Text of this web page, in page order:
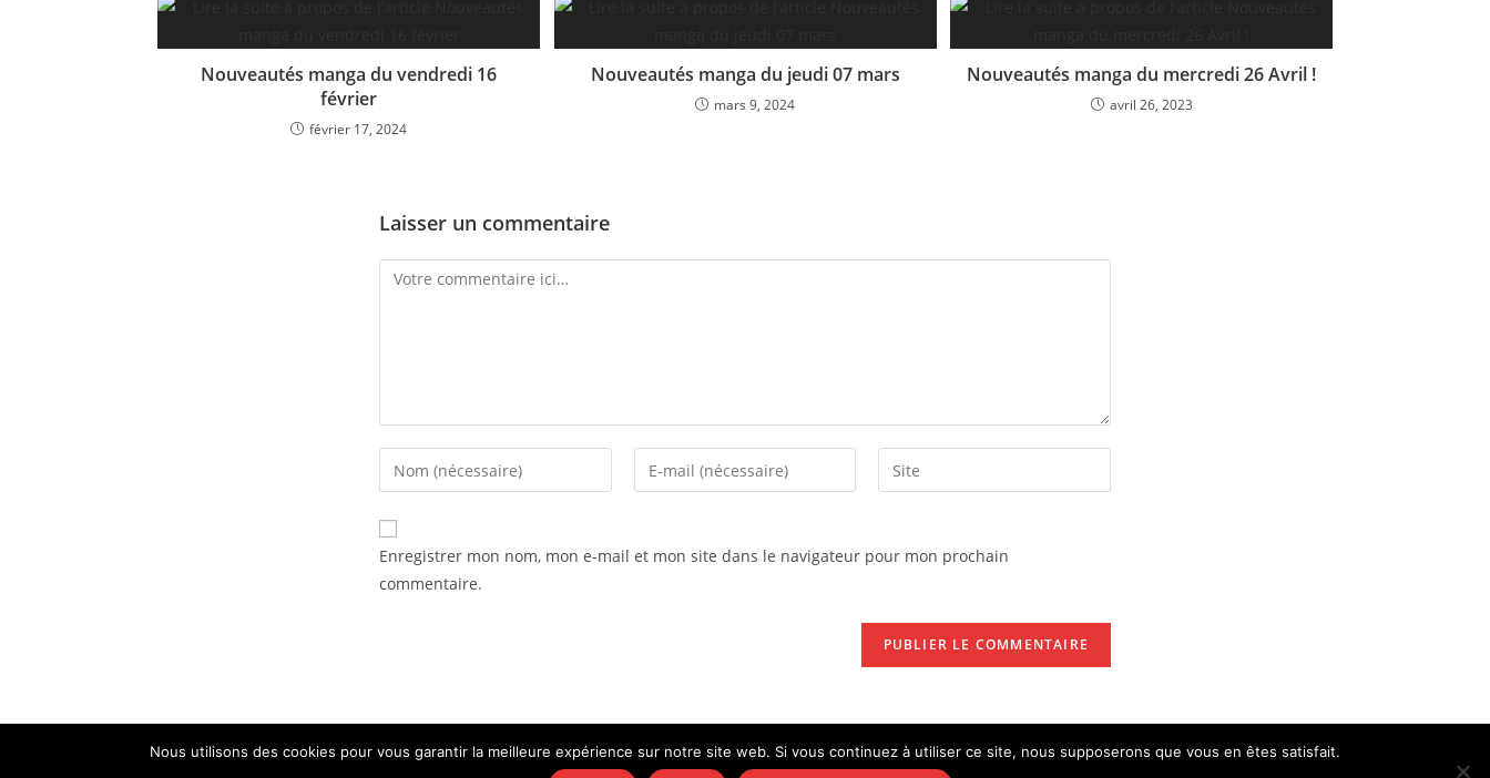
Nouveautés manga du vendredi 16
février
février 17, 2024
Nouveautés manga du jeudi 07 mars
mars 9, 2024
Nouveautés manga du mercredi 26 Avril !
avril 26, 2023
Laisser un commentaire
Enregistrer mon nom, mon e-mail et mon site dans le navigateur pour mon prochain
commentaire.
Nous utilisons des cookies pour vous garantir la meilleure expérience sur notre site web. Si vous continuez à utiliser ce site, nous supposerons que vous en êtes satisfait.